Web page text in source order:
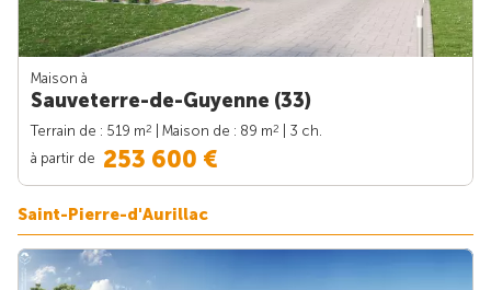
Maison à
Sauveterre-de-Guyenne (33)
Terrain de : 519 m2 | Maison de : 89 m2
| 3 ch.
à partir de 253 600 €
Saint-Pierre-d'Aurillac